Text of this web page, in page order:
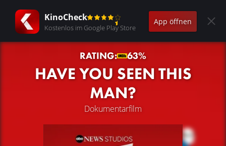
KinoCheck
Kostenlos im Google Play Store
App öffnen
RATING: 63%
HAVE YOU SEEN THIS
MAN?
Dokumentarfilm